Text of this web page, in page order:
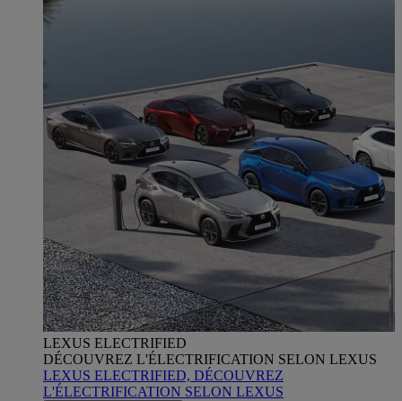
LEXUS ELECTRIFIED
DÉCOUVREZ L'ÉLECTRIFICATION SELON LEXUS
LEXUS ELECTRIFIED, DÉCOUVREZ
L'ÉLECTRIFICATION SELON LEXUS